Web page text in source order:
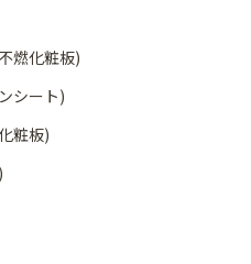
燃化粧板)
シート)
粧板)